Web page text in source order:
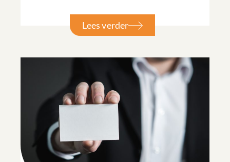
Lees verder